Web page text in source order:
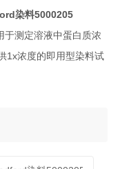
染料5000205
测定溶液中蛋白质浓
1x浓度的即用型染料试